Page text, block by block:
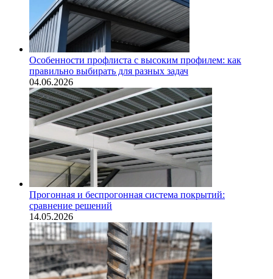
Особенности профлиста с высоким профилем: как
правильно выбирать для разных задач
04.06.2026
Прогонная и беспрогонная система покрытий:
сравнение решений
14.05.2026